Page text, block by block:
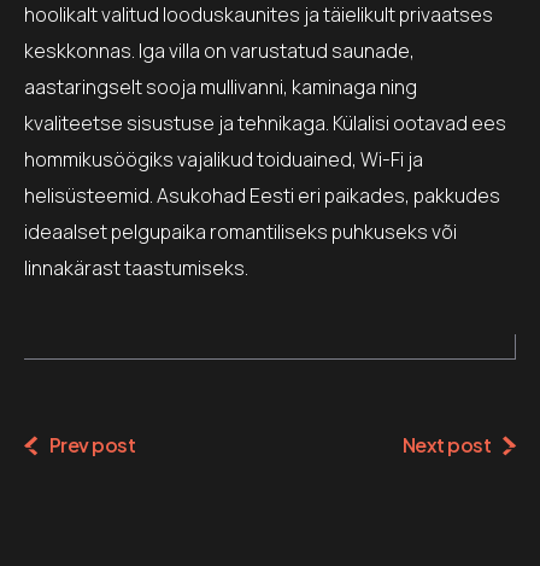
hoolikalt valitud looduskaunites ja täielikult privaatses
keskkonnas. Iga villa on varustatud saunade,
aastaringselt sooja mullivanni, kaminaga ning
kvaliteetse sisustuse ja tehnikaga. Külalisi ootavad ees
hommikusöögiks vajalikud toiduained, Wi-Fi ja
helisüsteemid.Asukohad Eesti eri paikades, pakkudes
ideaalset pelgupaika romantiliseks puhkuseks või
linnakärast taastumiseks.
Prev post Next post